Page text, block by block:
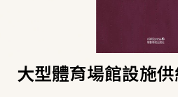
大型體育場館設施